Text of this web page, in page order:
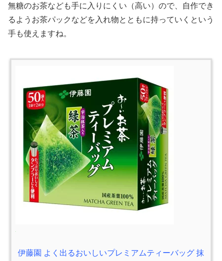
無糖のお茶なども手に入りにくい（高い）ので、自作でき
るようお茶パックなどを入れ物とともに持っていくという
手も使えますね。
伊藤園 よく出るおいしいプレミアムティーバッグ 抹